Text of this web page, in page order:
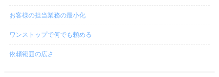
お客様の担当業務の最小化
ワンストップで何でも頼める
依頼範囲の広さ